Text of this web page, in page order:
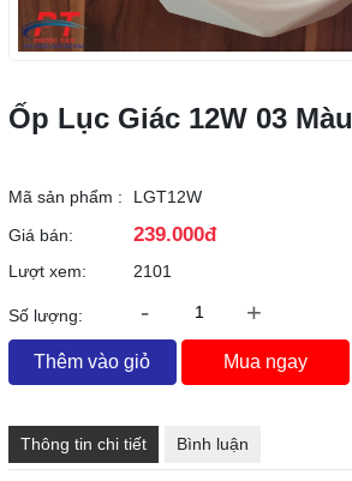
Ốp Lục Giác 12W 03 Màu
Mã sản phẩm :
LGT12W
Giá bán:
239.000đ
Lượt xem: 2101
Số lượng: - +
Thêm vào giỏ Mua ngay
Thông tin chi tiết Bình luận